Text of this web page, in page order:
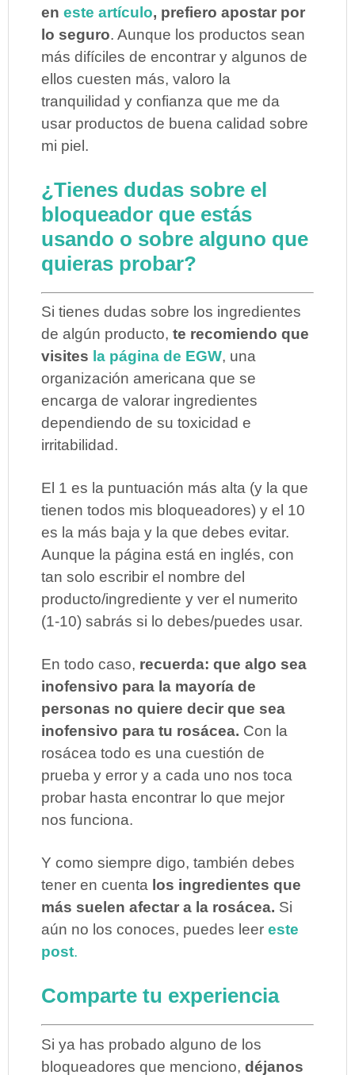
eneste artículo, prefiero apostar por
lo seguro. Aunque los productos sean
más difíciles de encontrar y algunos de
ellos cuesten más, valoro la
tranquilidad y confianza que me da
usar productos de buena calidad sobre
mi piel.
¿Tienes dudas sobre el
bloqueador que estás
usando o sobre alguno que
quieras probar?
Si tienes dudas sobre los ingredientes
de algún producto,te recomiendo que
visites la página de EGW, una
organización americana que se
encarga de valorar ingredientes
dependiendo de su toxicidad e
irritabilidad.
El 1 es la puntuación más alta (y la que
tienen todos mis bloqueadores) y el 10
es la más baja y la que debes evitar.
Aunque la página está en inglés, con
tan solo escribir el nombre del
producto/ingrediente y ver el numerito
(1-10) sabrás si lo debes/puedes usar.
En todo caso, recuerda: que algo sea
inofensivo para la mayoría de
personas no quiere decir que sea
inofensivo para tu rosácea. Con la
rosácea todo es una cuestión de
prueba y error y a cada uno nos toca
probar hasta encontrar lo que mejor
nos funciona.
Y como siempre digo, también debes
tener en cuenta los ingredientes que
más suelen afectar a la rosácea. Si
aún no los conoces, puedes leereste
post.
Comparte tu experiencia
Si ya has probado alguno de los
bloqueadores que menciono, déjanos